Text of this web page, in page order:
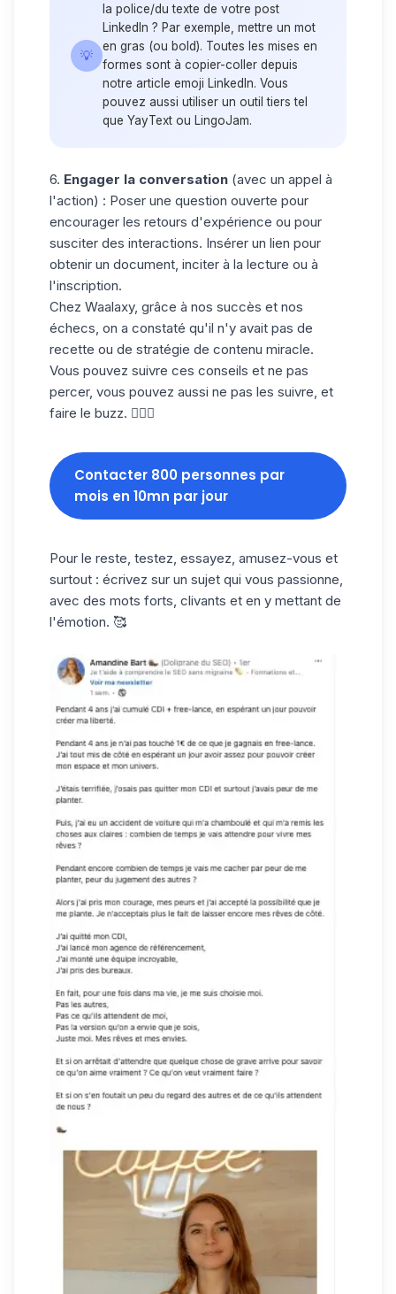
💡
la police/du texte de votre post
LinkedIn ? Par exemple, mettre un mot
en gras (ou bold). Toutes les mises en
formes sont à copier-coller depuis
notre article emoji LinkedIn. Vous
pouvez aussi utiliser un outil tiers tel
que YayText ou LingoJam.
6. Engager la conversation (avec un appel à
l'action) : Poser une question ouverte pour
encourager les retours d'expérience ou pour
susciter des interactions. Insérer un lien pour
obtenir un document, inciter à la lecture ou à
l'inscription.
Chez Waalaxy, grâce à nos succès et nos
échecs, on a constaté qu'il n'y avait pas de
recette ou de stratégie de contenu miracle.
Vous pouvez suivre ces conseils et ne pas
percer, vous pouvez aussi ne pas les suivre, et
faire le buzz. 🤷🏻‍♀️
Contacter 800 personnes par
mois en 10mn par jour
Pour le reste, testez, essayez, amusez-vous et
surtout : écrivez sur un sujet qui vous passionne,
avec des mots forts, clivants et en y mettant de
l'émotion. 🥰